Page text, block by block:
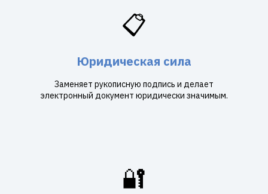
📋
Юридическая сила
Заменяет рукописную подпись и делает
электронный документ юридически значимым.
🔐